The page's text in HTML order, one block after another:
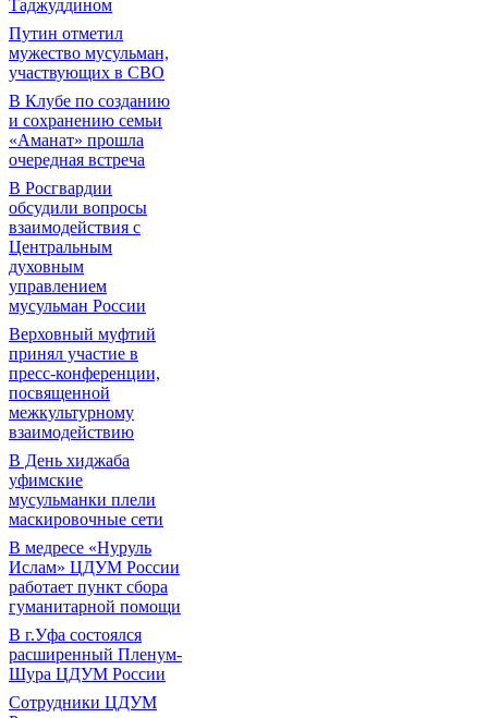
Таджуддином
Путин отметил
мужество мусульман,
участвующих в СВО
В Клубе по созданию
и сохранению семьи
«Аманат» прошла
очередная встреча
В Росгвардии
обсудили вопросы
взаимодействия с
Центральным
духовным
управлением
мусульман России
Верховный муфтий
принял участие в
пресс-конференции,
посвященной
межкультурному
взаимодействию
В День хиджаба
уфимские
мусульманки плели
маскировочные сети
В медресе «Нуруль
Ислам» ЦДУМ России
работает пункт сбора
гуманитарной помощи
В г.Уфа состоялся
расширенный Пленум-
Шура ЦДУМ России
Сотрудники ЦДУМ